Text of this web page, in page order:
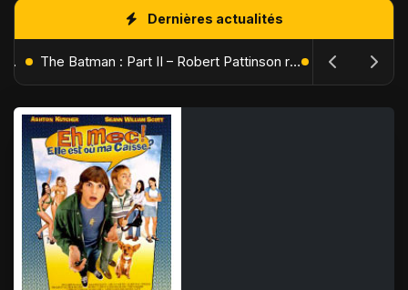
Dernières actualités
L'Âge de Glace : Le Réveil du Volcan – Manny, Sid et Diego de retour pour une aventure explosive The Batman : Part II – Robert Pattinson replonge dans les ténèbres de Gotham dès octobre 2027